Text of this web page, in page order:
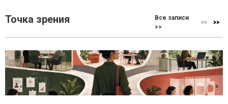
Точка зрения
Все записи
>>